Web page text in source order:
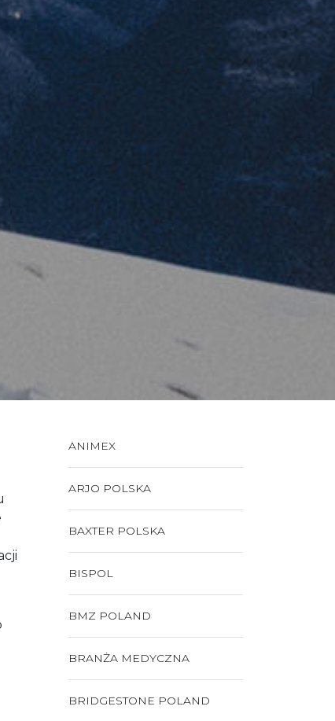
ANIMEX
ARJO POLSKA
BAXTER POLSKA
BISPOL
BMZ POLAND
BRANŻA MEDYCZNA
BRIDGESTONE POLAND